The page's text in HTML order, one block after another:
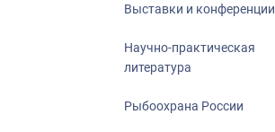
Выставки и конференции
Научно-практическая
литература
Рыбоохрана России